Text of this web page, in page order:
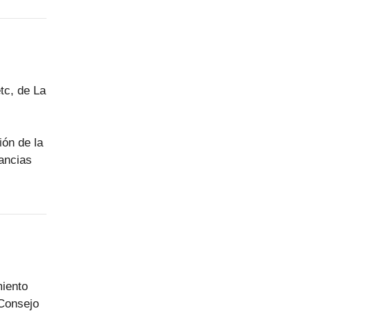
de La
de la